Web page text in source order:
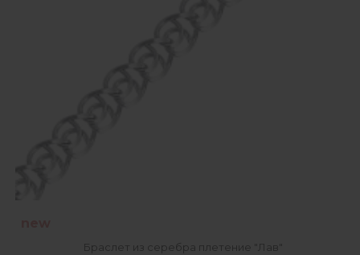
Браслет из серебра плетение "Лав"